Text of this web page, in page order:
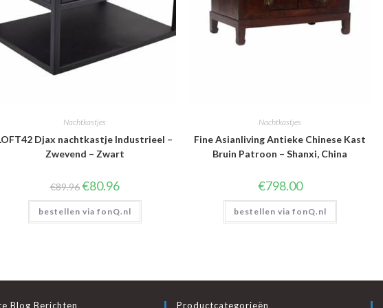
Nachtkastjes
Djax nachtkastje Industrieel –
Zwevend – Zwart
€89.96Oorspronkelijke
prijs
was:
€89.96.
€80.96Huidige
prijs
is:
€80.96.
bestellen via fonQ.nl
Nachtkastjes
Fine Asianliving Antieke Chinese Kast
Bruin Patroon – Shanxi, China
€798.00
bestellen via fonQ.nl
Blog Berichten Productcategorieën